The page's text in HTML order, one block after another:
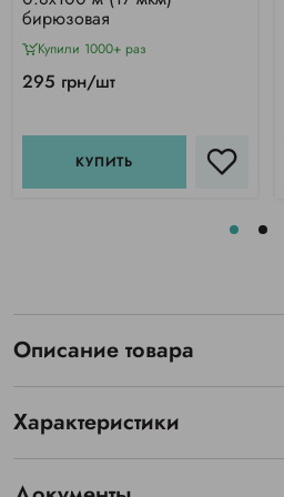
бирюзовая
Купили 1000+ раз
295 грн/шт
КУПИТЬ
Описание товара
Характеристики